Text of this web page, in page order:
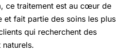
ce traitement est au cœur de
et fait partie des soins les plus
qui recherchent des
naturels.